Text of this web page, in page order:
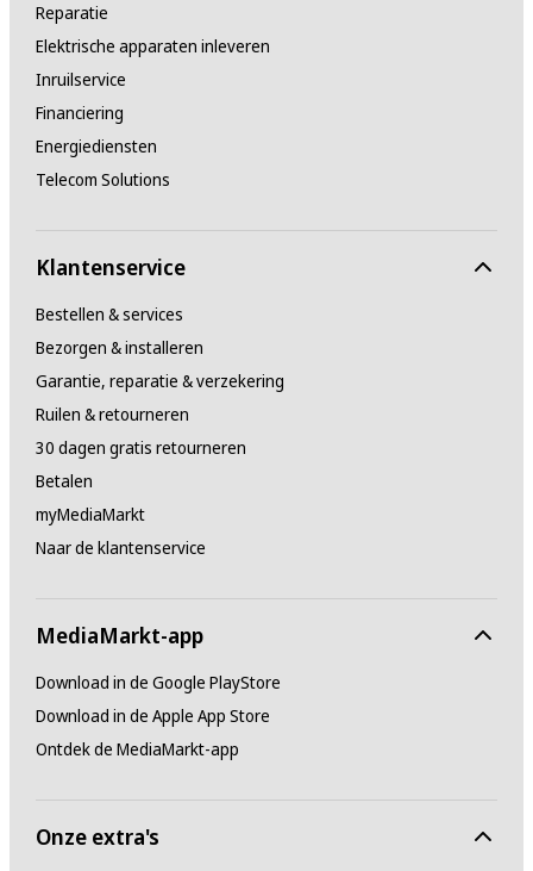
Reparatie
Elektrische apparaten inleveren
Inruilservice
Financiering
Energiediensten
Telecom Solutions
Klantenservice
Bestellen & services
Bezorgen & installeren
Garantie, reparatie & verzekering
Ruilen & retourneren
30 dagen gratis retourneren
Betalen
myMediaMarkt
Naar de klantenservice
MediaMarkt-app
Download in de Google PlayStore
Download in de Apple App Store
Ontdek de MediaMarkt-app
Onze extra's